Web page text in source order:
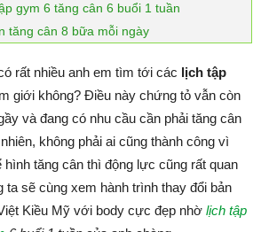
gym 6 tăng cân 6 buổi 1 tuần
tăng cân 8 bữa mỗi ngày
rất nhiều anh em tìm tới các lịch tập
giới không? Điều này chứng tỏ vẫn còn
và đang có nhu cầu cần phải tăng cân
không phải ai cũng thành công vì
hình tăng cân thì động lực cũng rất quan
ta sẽ cùng xem hành trình thay đổi bản
Kiều Mỹ với body cực đẹp nhờ lịch tập